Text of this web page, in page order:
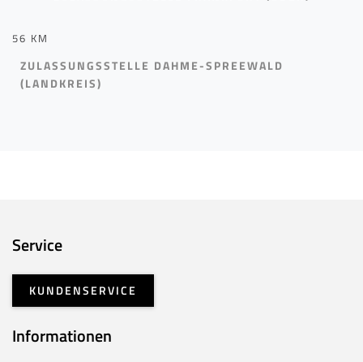
56 KM
ZULASSUNGSSTELLE DAHME-SPREEWALD
(LANDKREIS)
Service
KUNDENSERVICE
Informationen